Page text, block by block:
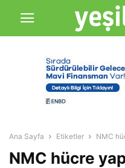
Ana Sayfa Etiketler NMC
NMC hücre